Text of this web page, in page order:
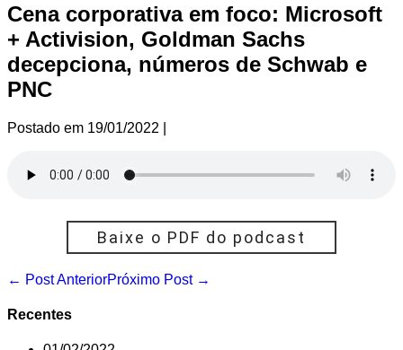
Cena corporativa em foco: Microsoft
+ Activision, Goldman Sachs
decepciona, números de Schwab e
PNC
Postado em 19/01/2022
Baixe o PDF do podcast
Navegação
post
← Post AnteriorPróximo Post →
Recentes